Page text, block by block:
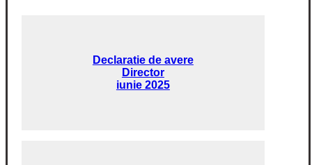
Declaratie de avere
Director
iunie 2025